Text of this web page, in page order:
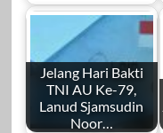
Jelang Hari Bakti
TNI AU Ke-79,
Lanud Sjamsudin
Noor…